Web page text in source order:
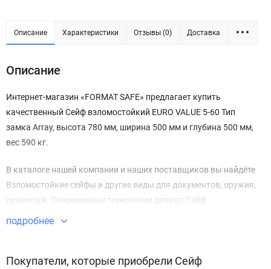
Описание Характеристики Отзывы (0) Доставка
Описание
Интернет-магазин «FORMAT SAFE» предлагает купить
качественный Сейф взломостойкий EURO VALUE 5-60 Тип
замка Array, высота 780 мм, ширина 500 мм и глубина 500 мм,
вес 590 кг.
В каталоге нашей компании и наших поставщиков вы найдёте
Взломостойкие сейфы и другие виды для документов, оружия,
ценностей. Современные технологии делают Сейф
взломостойкий EURO VALUE 5-60 безупречным в плане
Звоните по телефону +7 495 220 33 01
подробнее
Покупатели, которые приобрели Сейф